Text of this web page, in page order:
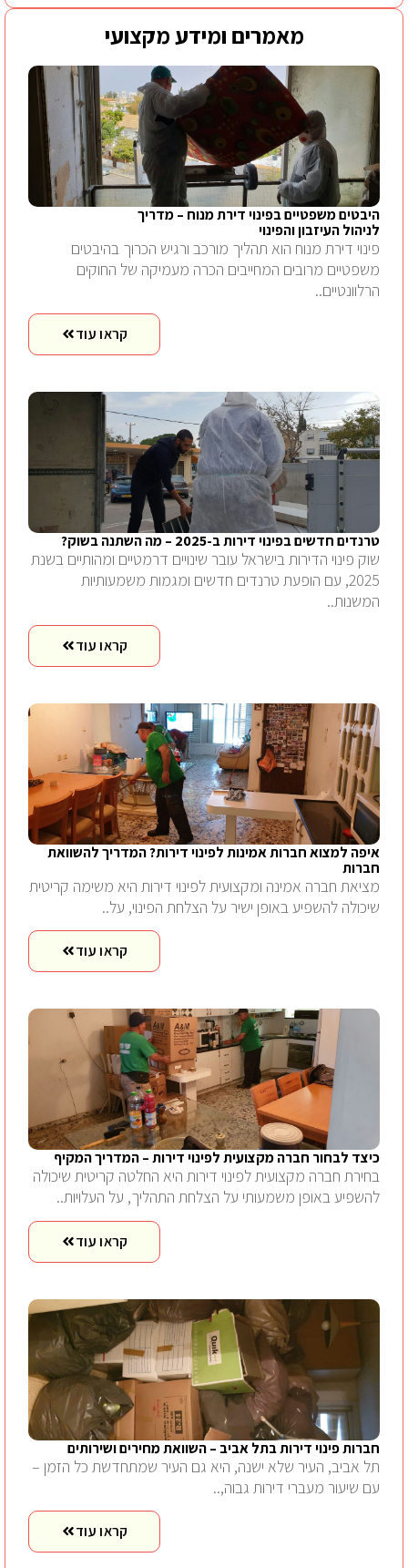
מאמרים ומידע מקצועי
היבטים משפטיים בפינוי דירת מנוח – מדריך
לניהול העיזבון והפינוי
פינוי דירת מנוח הוא תהליך מורכב ורגיש הכרוך בהיבטים
משפטיים מרובים המחייבים הכרה מעמיקה של החוקים
הרלוונטיים..
קראו עוד
טרנדים חדשים בפינוי דירות ב-2025 – מה השתנה בשוק?
שוק פינוי הדירות בישראל עובר שינויים דרמטיים ומהותיים בשנת
2025, עם הופעת טרנדים חדשים ומגמות משמעותיות
המשנות..
קראו עוד
איפה למצוא חברות אמינות לפינוי דירות? המדריך להשוואת
חברות
מציאת חברה אמינה ומקצועית לפינוי דירות היא משימה קריטית
שיכולה להשפיע באופן ישיר על הצלחת הפינוי, על..
קראו עוד
כיצד לבחור חברה מקצועית לפינוי דירות – המדריך המקיף
בחירת חברה מקצועית לפינוי דירות היא החלטה קריטית שיכולה
להשפיע באופן משמעותי על הצלחת התהליך, על העלויות..
קראו עוד
חברות פינוי דירות בתל אביב – השוואת מחירים ושירותים
תל אביב, העיר שלא ישנה, היא גם העיר שמתחדשת כל הזמן –
עם שיעור מעברי דירות גבוה,..
קראו עוד